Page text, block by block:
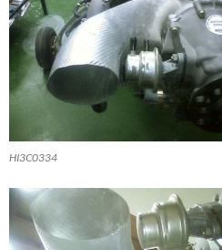
HI3C0334